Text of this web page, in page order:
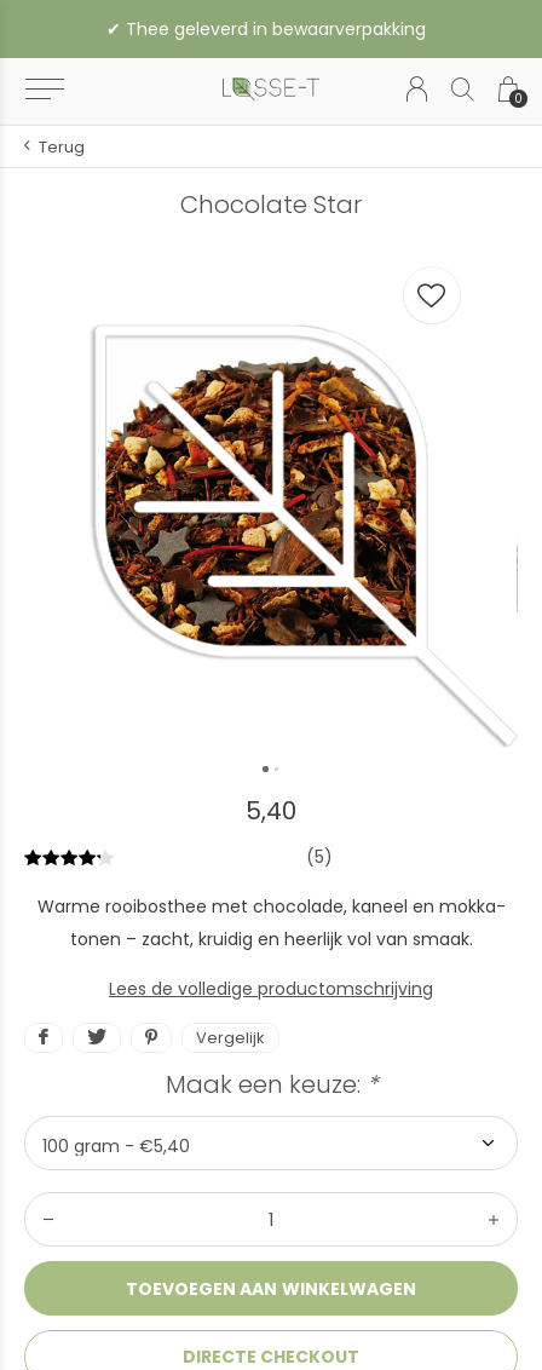
0
Terug
Chocolate Star
5,40
(5)
Warme rooibosthee met chocolade, kaneel en mokka-
tonen – zacht, kruidig en heerlijk vol van smaak.
Lees de volledige productomschrijving
Vergelijk
Maak een keuze: *
TOEVOEGEN AAN WINKELWAGEN
DIRECTE CHECKOUT